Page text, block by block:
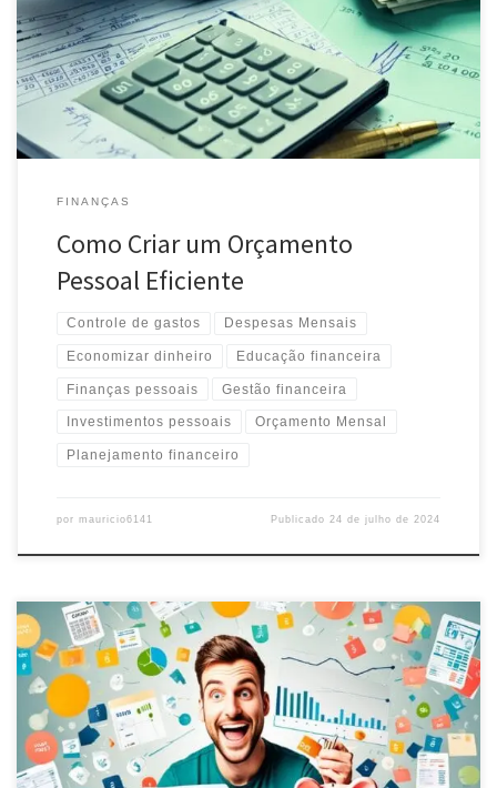
das suas finanças. Dicas práticas para equilibrar gastos, economizar
e alcançar seus objetivos financeiros.
FINANÇAS
Como Criar um Orçamento
Pessoal Eficiente
Controle de gastos Despesas Mensais
Economizar dinheiro Educação financeira
Finanças pessoais Gestão financeira
Investimentos pessoais Orçamento Mensal
Planejamento financeiro
por mauricio6141 Publicado24 de julho de 2024
Aprenda a gerenciar seu orçamento pessoal com dicas práticas.
Controle gastos, planeje suas finanças e alcance seus objetivos
financeiros com eficiência.